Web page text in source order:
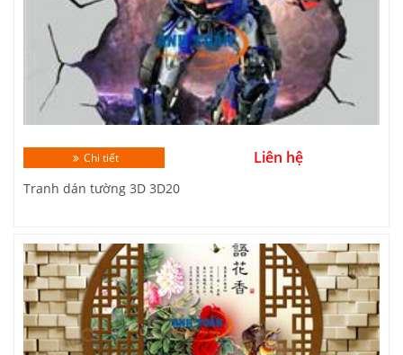
Chi tiết Liên hệ
Tranh dán tường 3D 3D20